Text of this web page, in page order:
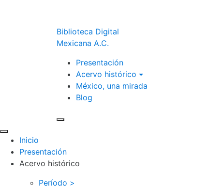
Biblioteca Digital
Mexicana A.C.
Presentación
Acervo histórico
México, una mirada
Blog
Inicio
Presentación
Acervo histórico
Período >